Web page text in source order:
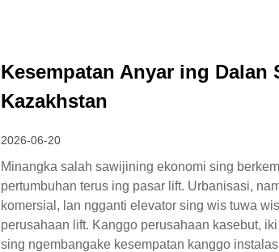
Kesempatan Anyar ing Dalan
Kazakhstan
2026-06-20
Minangka salah sawijining ekonomi sing
pertumbuhan terus ing pasar lift. Urbanisasi,
komersial, lan ngganti elevator sing wis tuwa
perusahaan lift. Kanggo perusahaan kasebut,
sing ngembangake kesempatan kanggo